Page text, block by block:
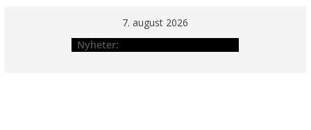
7. august 2026
Nyheter: